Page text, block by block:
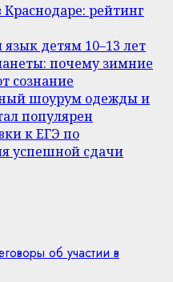
рейтинг
детям 10–13 лет
почему зимние
сознание
шоурум одежды и
популярен
к ЕГЭ по
успешной сдачи
об участии в